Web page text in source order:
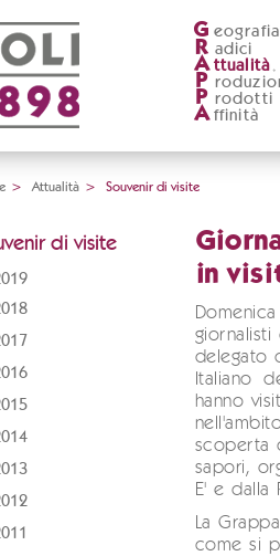
G eografia
R adici
A ttualità
P
P rodotti
A ffinità
> Attualità > Souvenir di visite
di visite
in
giornalisti
delegato
Italiano
hanno
scoperta
sapori,
E' e dalla
La
come si